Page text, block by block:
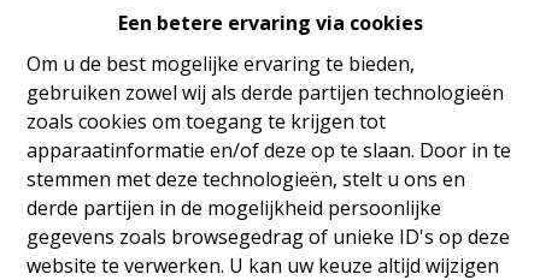
Een betere ervaring via cookies
Om u de best mogelijke ervaring te bieden,
gebruiken zowel wij als derde partijen technologieën
zoals cookies om toegang te krijgen tot
apparaatinformatie en/of deze op te slaan. Door in te
stemmen met deze technologieën, stelt u ons en
derde partijen in de mogelijkheid persoonlijke
gegevens zoals browsegedrag of unieke ID's op deze
website te verwerken. U kan uw keuze altijd wijzigen
NIEW